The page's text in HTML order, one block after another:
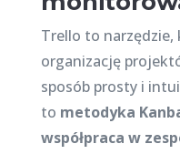
Trello to narzędzie,
organizację
sposób prosty i
to metodyka
współpraca w